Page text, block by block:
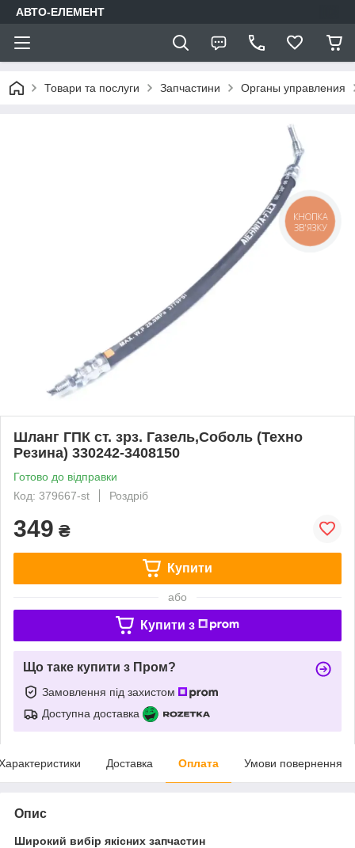
АВТО-ЕЛЕМЕНТ
Товари та послуги Запчастини Органы управления
Шланг ГПК ст. зрз. Газель,Соболь (Техно
Резина) 330242-3408150
Готово до відправки
Код: 379667-st
Роздріб
349 ₴
Купити
або
Купити з
Що таке купити з Пром?
Замовлення під захистом
Доступна доставка
Доставка Оплата Умови повернення
Опис
Широкий вибір якісних запчастин
КНОПКА
ЗВ'ЯЗКУ